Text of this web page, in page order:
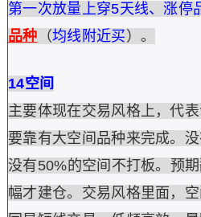
第一次放量上穿5天线、涨停
品种 （均线附近买 ）。
14空间
主要体现在交易风格上，代
要靠有大空间品种来完成。
没有50%的空间不打板。预
幅才建仓。交易风格里面，